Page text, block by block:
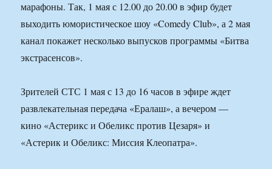
марафоны. Так, 1 мая с 12.00 до 20.00 в эфир будет
выходить юмористическое шоу «Comedy Club», а 2 мая
канал покажет несколько выпусков программы «Битва
экстрасенсов».
Зрителей СТС 1 мая с 13 до 16 часов в эфире ждет
развлекательная передача «Ералаш», а вечером —
кино «Астерикс и Обеликс против Цезаря» и
«Астерик и Обеликс: Миссия Клеопатра».